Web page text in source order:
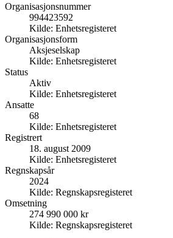
Organisasjonsnummer
994423592
Kilde: Enhetsregisteret
Organisasjonsform
Aksjeselskap
Kilde: Enhetsregisteret
Status
Aktiv
Kilde: Enhetsregisteret
Ansatte
68
Kilde: Enhetsregisteret
Registrert
18. august 2009
Kilde: Enhetsregisteret
Regnskapsår
2024
Kilde: Regnskapsregisteret
Omsetning
274 990 000 kr
Kilde: Regnskapsregisteret